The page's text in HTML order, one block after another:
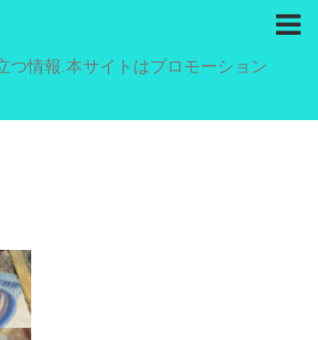
つ情報.本サイトはプロモーション